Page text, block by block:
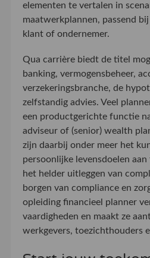
elementen te vertalen in
maatwerkplannen, passend
klant of ondernemer.
Qua carrière biedt de titel
banking, vermogensbeheer,
verzekeringsbranche, de
zelfstandig advies. Veel
een productgerichte functie
adviseur of (senior) wealth
zijn daarbij onder meer het
persoonlijke levensdoelen
het helder uitleggen van
borgen van compliance en
opleiding financieel planner
vaardigheden en maakt ze
werkgevers, toezichthouders